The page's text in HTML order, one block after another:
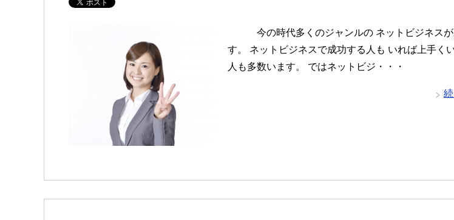
今の時代多くのジャンルの ネットビジネスが
す。 ネットビジネスで成功する人も いれば上手く
人も多数います。 ではネットビジ・・・